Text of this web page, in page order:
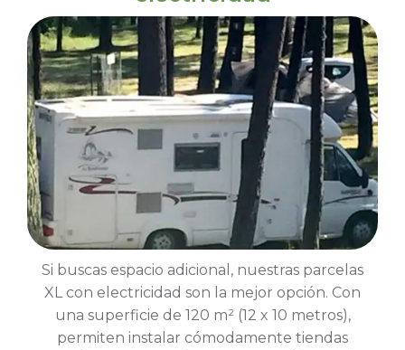
Si buscas espacio adicional, nuestras parcelas
XL con electricidad son la mejor opción. Con
una superficie de 120 m² (12 x 10 metros),
permiten instalar cómodamente tiendas